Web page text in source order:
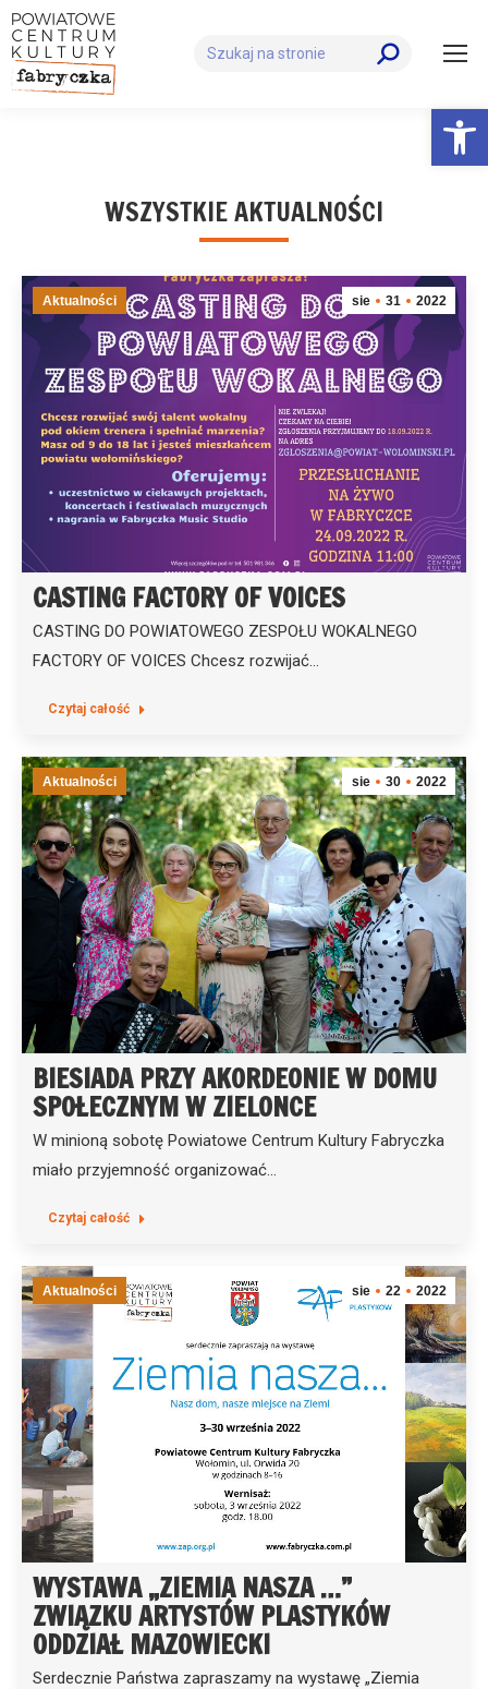
Szukaj:
WSZYSTKIE AKTUALNOŚCI
sie 31 2022
Aktualności
CASTING FACTORY OF VOICES
CASTING DO POWIATOWEGO ZESPOŁU WOKALNEGO
FACTORY OF VOICES Chcesz rozwijać…
Czytaj całość
sie 30 2022
Aktualności
BIESIADA PRZY AKORDEONIE W DOMU
SPOŁECZNYM W ZIELONCE
W minioną sobotę Powiatowe Centrum Kultury Fabryczka
miało przyjemność organizować…
Czytaj całość
sie 22 2022
Aktualności
WYSTAWA „ZIEMIA NASZA …”
ZWIĄZKU ARTYSTÓW PLASTYKÓW
ODDZIAŁ MAZOWIECKI
Serdecznie Państwa zapraszamy na wystawę „Ziemia